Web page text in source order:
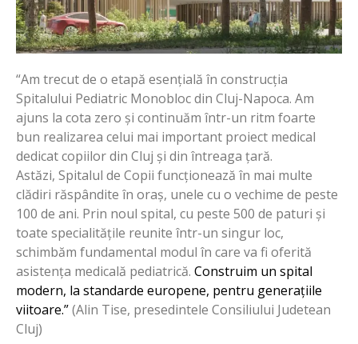
“Am trecut de o etapă esențială în construcția
Spitalului Pediatric Monobloc din Cluj-Napoca. Am
ajuns la cota zero și continuăm într-un ritm foarte
bun realizarea celui mai important proiect medical
dedicat copiilor din Cluj și din întreaga țară.
Astăzi, Spitalul de Copii funcționează în mai multe
clădiri răspândite în oraș, unele cu o vechime de peste
100 de ani. Prin noul spital, cu peste 500 de paturi și
toate specialitățile reunite într-un singur loc,
schimbăm fundamental modul în care va fi oferită
asistența medicală pediatrică. Construim un spital
modern, la standarde europene, pentru generațiile
viitoare.”(Alin Tise, presedintele Consiliului Judetean
Cluj)